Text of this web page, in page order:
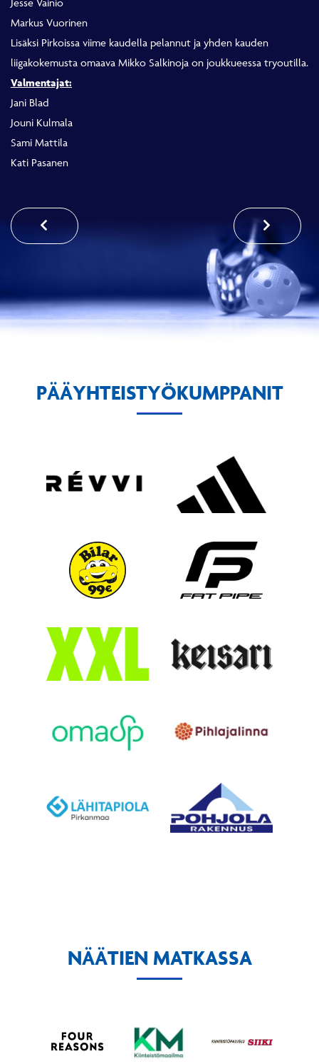
Markus Vuorinen
Lisäksi Pirkoissa viime kaudella pelannut ja yhden kauden
liigakokemusta omaava Mikko Salkinoja on joukkueessa tryoutilla.
Valmentajat:
Jani Blad
Jouni Kulmala
Sami Mattila
Kati Pasanen
PÄÄYHTEISTYÖKUMPPANIT
NÄÄTIEN MATKASSA